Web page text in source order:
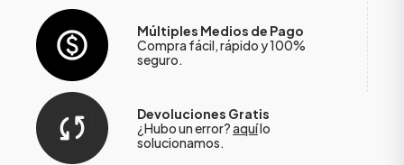
Múltiples Medios de Pago
Compra fácil, rápido y 100%
seguro.
Devoluciones Gratis
¿Hubo un error?aquílo
solucionamos.